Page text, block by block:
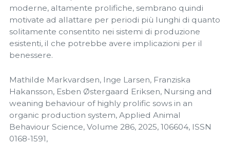
moderne, altamente prolifiche, sembrano quindi
motivate ad allattare per periodi più lunghi di quanto
solitamente consentito nei sistemi di produzione
esistenti, il che potrebbe avere implicazioni per il
benessere.
Mathilde Markvardsen, Inge Larsen, Franziska
Hakansson, Esben Østergaard Eriksen, Nursing and
weaning behaviour of highly prolific sows in an
organic production system, Applied Animal
Behaviour Science, Volume 286, 2025, 106604, ISSN
0168-1591,